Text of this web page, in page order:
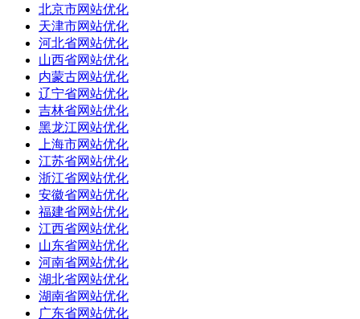
北京市网站优化
天津市网站优化
河北省网站优化
山西省网站优化
内蒙古网站优化
辽宁省网站优化
吉林省网站优化
黑龙江网站优化
上海市网站优化
江苏省网站优化
浙江省网站优化
安徽省网站优化
福建省网站优化
江西省网站优化
山东省网站优化
河南省网站优化
湖北省网站优化
湖南省网站优化
广东省网站优化